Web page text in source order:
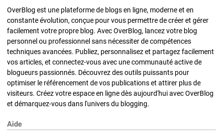
OverBlog est une plateforme de blogs en ligne, moderne et en
constante évolution, conçue pour vous permettre de créer et gérer
facilement votre propre blog. Avec OverBlog, lancez votre blog
personnel ou professionnel sans nécessiter de compétences
techniques avancées. Publiez, personnalisez et partagez facilement
vos articles, et connectez-vous avec une communauté active de
blogueurs passionnés. Découvrez des outils puissants pour
optimiser le référencement de vos publications et attirer plus de
visiteurs. Créez votre espace en ligne dès aujourd'hui avec OverBlog
et démarquez-vous dans l'univers du blogging.
Aide